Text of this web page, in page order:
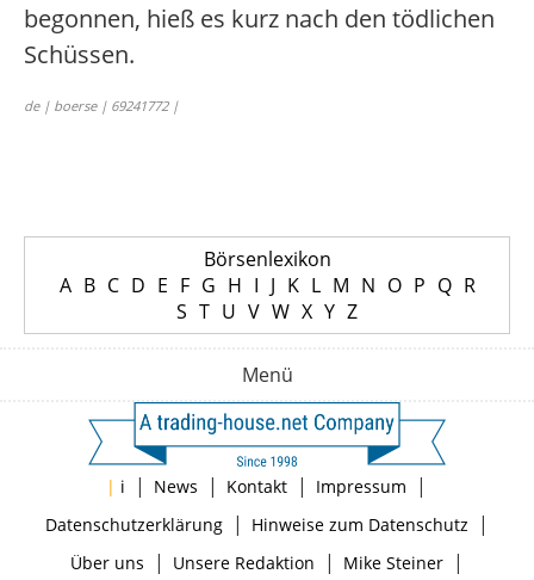
begonnen, hieß es kurz nach den tödlichen
Schüssen.
de | boerse | 69241772 |
Börsenlexikon
A B C D E F G H I J K L M N O P Q R
S T U V W X Y Z
Menü
| i | News | Kontakt | Impressum |
Datenschutzerklärung| Hinweise zum Datenschutz |
Über uns | Unsere Redaktion | Mike Steiner|